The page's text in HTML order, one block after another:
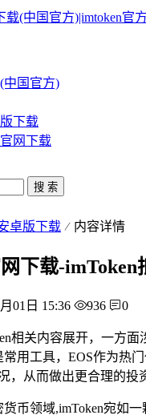
中国官方)
下载
网下载
搜 索
卓版下载 内容详情
下载-imToken
01日 15:36 936 0
en相关内容展开，一方面
常用工具，EOS作为热
，从而做出更合理的投
币领域,imToken宛如